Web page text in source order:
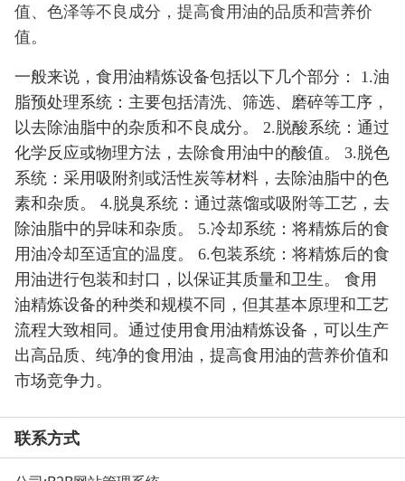
值、色泽等不良成分，提高食用油的品质和营养价
值。
一般来说，食用油精炼设备包括以下几个部分： 1.油
脂预处理系统：主要包括清洗、筛选、磨碎等工序，
以去除油脂中的杂质和不良成分。 2.脱酸系统：通过
化学反应或物理方法，去除食用油中的酸值。 3.脱色
系统：采用吸附剂或活性炭等材料，去除油脂中的色
素和杂质。 4.脱臭系统：通过蒸馏或吸附等工艺，去
除油脂中的异味和杂质。 5.冷却系统：将精炼后的食
用油冷却至适宜的温度。 6.包装系统：将精炼后的食
用油进行包装和封口，以保证其质量和卫生。 食用
油精炼设备的种类和规模不同，但其基本原理和工艺
流程大致相同。通过使用食用油精炼设备，可以生产
出高品质、纯净的食用油，提高食用油的营养价值和
市场竞争力。
联系方式